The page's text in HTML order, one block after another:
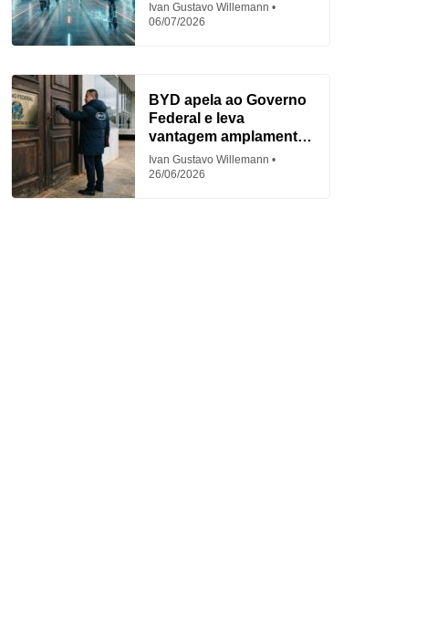
Ivan Gustavo Willemann
06/07/2026
BYD apela ao Governo
Federal e leva
vantagem amplamente
criticada
Ivan Gustavo Willemann
26/06/2026